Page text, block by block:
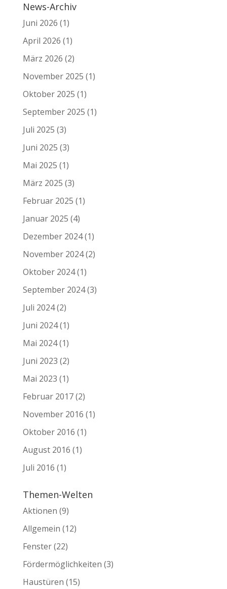
News-Archiv
Juni 2026 (1)
April 2026 (1)
März 2026 (2)
November 2025 (1)
Oktober 2025 (1)
September 2025 (1)
Juli 2025 (3)
Juni 2025 (3)
Mai 2025 (1)
März 2025 (3)
Februar 2025 (1)
Januar 2025 (4)
Dezember 2024(1)
November 2024(2)
Oktober 2024(1)
September 2024(3)
Juli 2024(2)
Juni 2024(1)
Mai 2024(1)
Juni 2023 (2)
Mai 2023 (1)
Februar 2017(2)
November 2016 (1)
Oktober 2016 (1)
August 2016 (1)
Juli 2016 (1)
Themen-Welten
Aktionen (9)
Allgemein (12)
Fenster(22)
Fördermöglichkeiten (3)
Haustüren (15)